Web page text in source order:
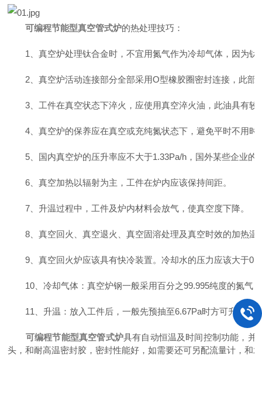
可编程节能型真空管式炉的热处理技巧：
1、真空炉处理钛合金时，不宜用氮气作为冷却气体，因为钛
2、真空炉活动连接部分全部采用O型橡胶圈密封连接，此部
3、工件在真空状态下淬火，应使用真空淬火油，此油具有较
4、真空炉的保养应在真空或充纯氮状态下，避免平时不用时
5、国内真空炉的压升率应不大于1.33Pa/h，国外某些企业的
6、真空加热以辐射为主，工件在炉内应该保持间距。
7、升温过程中，工件及炉内材料会放气，使真空度下降。
8、真空回火、真空退火、真空固溶处理及真空时效的加热温
9、真空回火炉应该具有快冷装置。冷却水的压力应该大于
10、冷却气体：真空炉钢一般采用百分之99.995纯度的氮气
11、升温：放入工件后，一般先预抽至6.67Pa时方可升温加
可编程节能型真空管式炉具有自动恒温及时间控制功能，并
头，和耐高温密封胶，密封性能好，如需要还可另配流量计，和